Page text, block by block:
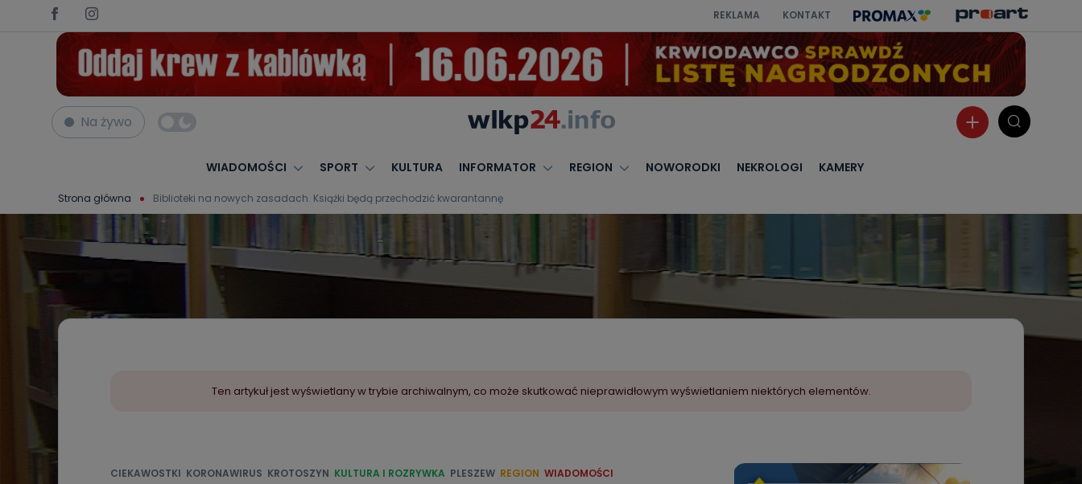
REKLAMA KONTAKT
Na żywo
WIADOMOŚCI SPORT KULTURA INFORMATOR REGION NOWORODKI NEKROLOGI KAMERY
Strona główna Biblioteki na nowych zasadach. Książki będą przechodzić kwarantannę
Ten artykuł jest wyświetlany w trybie archiwalnym, co może skutkować nieprawidłowym wyświetlaniem niektórych elementów.
CIEKAWOSTKI KORONAWIRUS KROTOSZYN KULTURA I ROZRYWKA PLESZEW REGION WIADOMOŚCI